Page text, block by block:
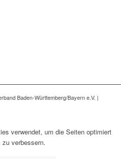
Baden-Württemberg/Bayern e.V. |
verwendet, um die Seiten optimiert
verbessern.